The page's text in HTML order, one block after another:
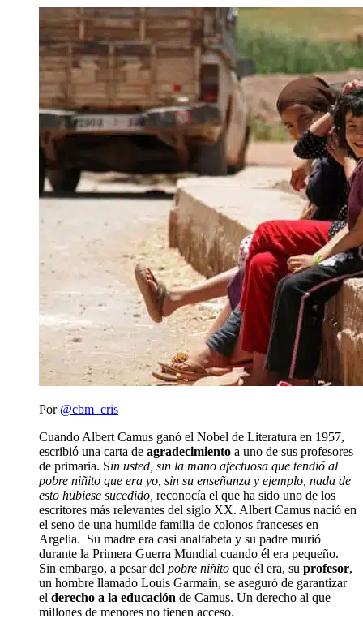
Por @cbm_cris
Cuando Albert Camus ganó el Nobel de Literatura en 1957,
escribió una carta de agradecimiento a uno de sus profesores
de primaria. Sin usted, sin la mano afectuosa que tendió al
pobre niñito que era yo, sin su enseñanza y ejemplo, nada de
esto hubiese sucedido, reconocía el que ha sido uno de los
escritores más relevantes del siglo XX. Albert Camus nació en
el seno de una humilde familia de colonos franceses en
Argelia. Su madre era casi analfabeta y su padre murió
durante la Primera Guerra Mundial cuando él era pequeño.
Sin embargo, a pesar del pobre niñito que él era, su profesor,
un hombre llamado Louis Garmain, se aseguró de garantizar
el derecho a la educación de Camus. Un derecho al que
millones de menores no tienen acceso.